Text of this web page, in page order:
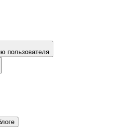
пользователя